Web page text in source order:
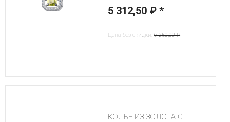
5 312,50 ₽*
Цена без скидки: 6 250,00 ₽
КОЛЬЕ ИЗ ЗОЛОТА C